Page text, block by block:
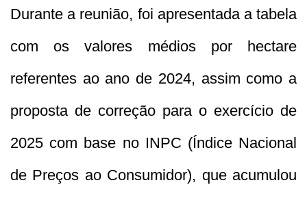
Durante a reunião, foi apresentada a tabela
com os valores médios por hectare
referentes ao ano de 2024, assim como a
proposta de correção para o exercício de
2025 com base no INPC (Índice Nacional
de Preços ao Consumidor), que acumulou